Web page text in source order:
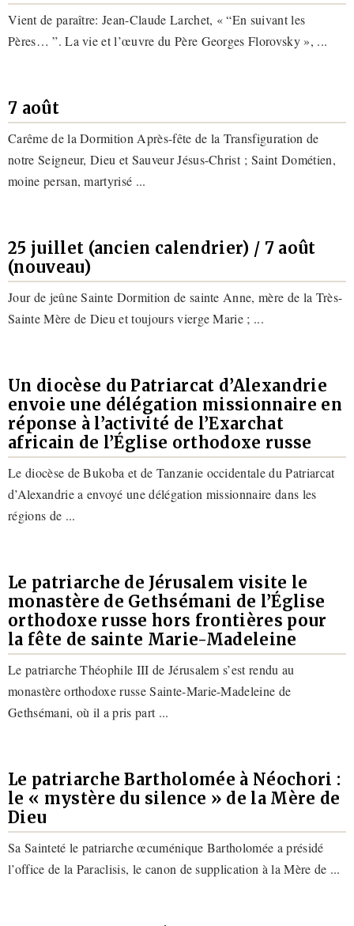
Vient de paraître: Jean-Claude Larchet, « “En suivant les
Pères… ”. La vie et l’œuvre du Père Georges Florovsky », ...
7 août
Carême de la Dormition Après-fête de la Transfiguration de
notre Seigneur, Dieu et Sauveur Jésus-Christ ; Saint Dométien,
moine persan, martyrisé ...
25 juillet (ancien calendrier) / 7 août
(nouveau)
Jour de jeûne Sainte Dormition de sainte Anne, mère de la Très-
Sainte Mère de Dieu et toujours vierge Marie ; ...
Un diocèse du Patriarcat d’Alexandrie
envoie une délégation missionnaire en
réponse à l’activité de l’Exarchat
africain de l’Église orthodoxe russe
Le diocèse de Bukoba et de Tanzanie occidentale du Patriarcat
d’Alexandrie a envoyé une délégation missionnaire dans les
régions de ...
Le patriarche de Jérusalem visite le
monastère de Gethsémani de l’Église
orthodoxe russe hors frontières pour
la fête de sainte Marie-Madeleine
Le patriarche Théophile III de Jérusalem s’est rendu au
monastère orthodoxe russe Sainte-Marie-Madeleine de
Gethsémani, où il a pris part ...
Le patriarche Bartholomée à Néochori :
le « mystère du silence » de la Mère de
Dieu
Sa Sainteté le patriarche œcuménique Bartholomée a présidé
l’office de la Paraclisis, le canon de supplication à la Mère de ...